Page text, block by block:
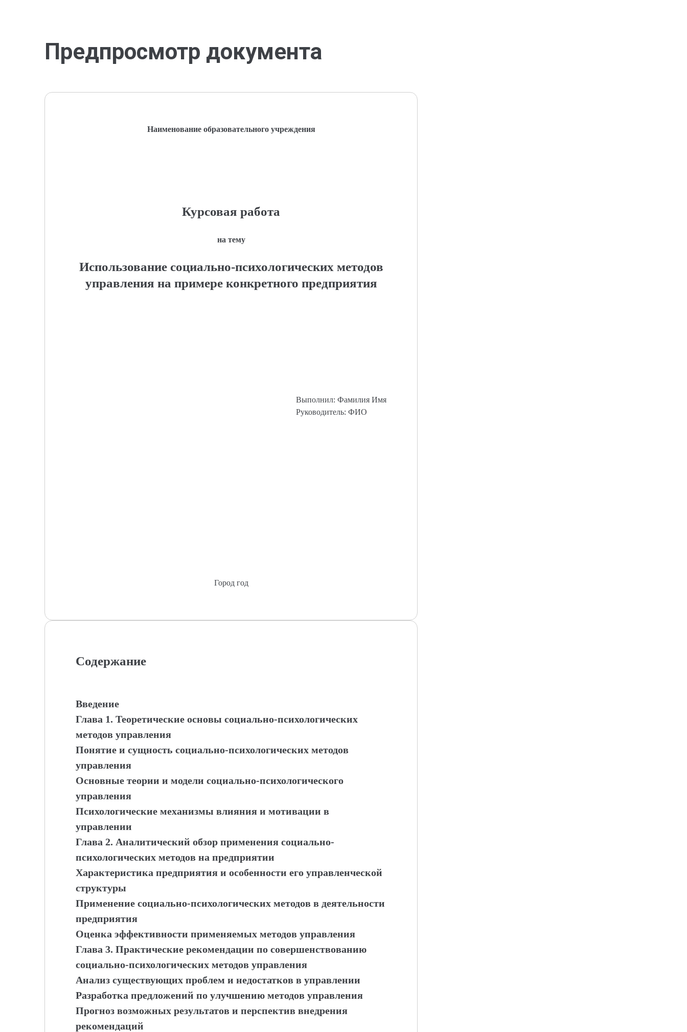
Предпросмотр документа
Наименование образовательного учреждения
Курсовая работа
на тему
Использование социально-психологических методов
управления на примере конкретного предприятия
Выполнил: Фамилия Имя
Руководитель: ФИО
Город год
Содержание
Введение
Глава 1. Теоретические основы социально-психологических
методов управления
Понятие и сущность социально-психологических методов
управления
Основные теории и модели социально-психологического
управления
Психологические механизмы влияния и мотивации в
управлении
Глава 2. Аналитический обзор применения социально-
психологических методов на предприятии
Характеристика предприятия и особенности его управленческой
структуры
Применение социально-психологических методов в деятельности
предприятия
Оценка эффективности применяемых методов управления
Глава 3. Практические рекомендации по совершенствованию
социально-психологических методов управления
Анализ существующих проблем и недостатков в управлении
Разработка предложений по улучшению методов управления
Прогноз возможных результатов и перспектив внедрения
рекомендаций